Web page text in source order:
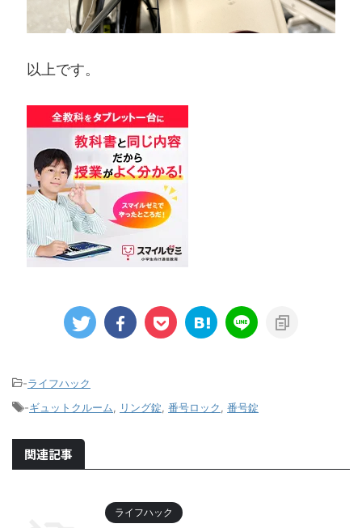
以上です。
-ライフハック
-ギュットクルーム リング錠 番号ロック 番号錠
関連記事
ライフハック